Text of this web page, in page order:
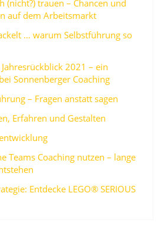
(nicht?) trauen – Chancen und
auf dem Arbeitsmarkt
… warum Selbstführung so
2021 – ein
Sonnenberger Coaching
– Fragen anstatt sagen
Erfahren und Gestalten
Teams Coaching nutzen – lange
Entdecke LEGO® SERIOUS